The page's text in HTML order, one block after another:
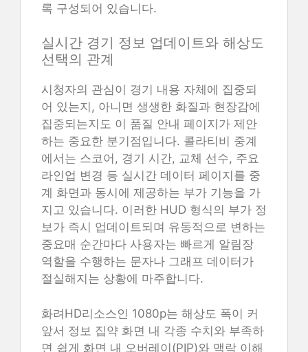
록 구성되어 있습니다.
실시간 경기 정보 업데이트와 해상도
선택의 관계
시청자의 관심이 경기 내용 자체에 집중되
어 있는지, 아니면 생생한 화질과 현장감에
집중되는지도 이 품질 안내 페이지가 제안
하는 중요한 분기점입니다. 콜라티비 중계
에서는 스코어, 경기 시간, 교체 선수, 주요
라인업 변경 등 실시간 데이터 페이지를 중
계 화면과 동시에 제공하는 부가 기능을 가
지고 있습니다. 이러한 HUD 형식의 부가 정
보가 즉시 업데이트되며 유동적으로 변하는
중요매 순간마다 사용자는 빠르게 알림장
역할을 수행하는 문자나 그래프 데이터가
절실해지는 상황에 마주합니다.
화려HD리소스인 1080p는 해상도 폭이 커
앞서 정보 집약 화면 내 각종 수치와 부족하
면 쉽게 화면 내 오버레이(PIP)와 맥락 이해